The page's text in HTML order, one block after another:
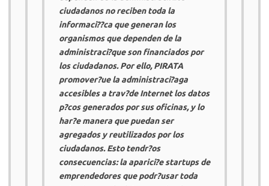
ciudadanos no reciben toda la
informaci??ca que generan los
organismos que dependen de la
administraci?que son financiados por
los ciudadanos. Por ello,PIRATA
promover?ue la administraci?aga
accesibles a trav?de Internet los datos
p?cos generados por sus oficinas, y lo
har?e manera que puedan ser
agregados y reutilizados por los
ciudadanos. Esto tendr?os
consecuencias: la aparici?e startups de
emprendedores que podr?usar toda